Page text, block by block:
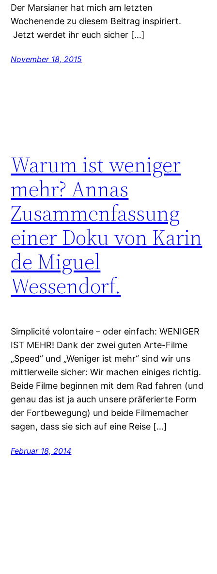
Der Marsianer hat mich am letzten
Wochenende zu diesem Beitrag inspiriert.
Jetzt werdet ihr euch sicher […]
November 18, 2015
Warum ist weniger
mehr? Annas
Zusammenfassung
einer Doku von Karin
de Miguel
Wessendorf.
Simplicité volontaire – oder einfach: WENIGER
IST MEHR! Dank der zwei guten Arte-Filme
„Speed“ und „Weniger ist mehr“ sind wir uns
mittlerweile sicher: Wir machen einiges richtig.
Beide Filme beginnen mit dem Rad fahren (und
genau das ist ja auch unsere präferierte Form
der Fortbewegung) und beide Filmemacher
sagen, dass sie sich auf eine Reise […]
Februar 18, 2014